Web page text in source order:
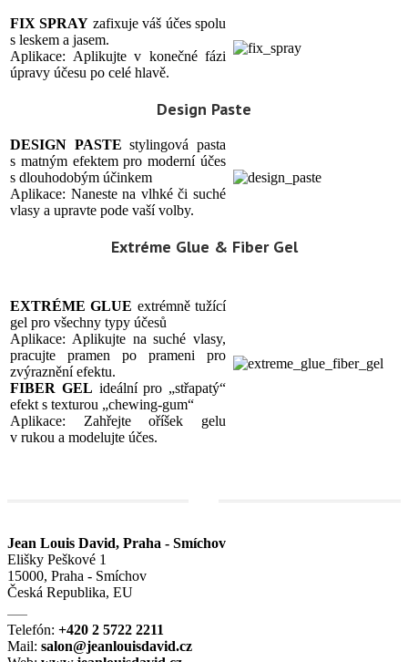
FIX SPRAY zafixuje váš účes spolu
s leskem a jasem.
Aplikace: Aplikujte v konečné fázi
úpravy účesu po celé hlavě.
Design Paste
DESIGN PASTE stylingová pasta
s matným efektem pro moderní účes
s dlouhodobým účinkem
Aplikace: Naneste na vlhké či suché
vlasy a upravte pode vaší volby.
Extréme Glue & Fiber Gel
EXTRÉME GLUE extrémně tužící
gel pro všechny typy účesů
Aplikace: Aplikujte na suché vlasy,
pracujte pramen po prameni pro
zvýraznění efektu.
FIBER GEL ideální pro „střapatý“
efekt s texturou „chewing-gum“
Aplikace: Zahřejte oříšek gelu
v rukou a modelujte účes.
Jean Louis David, Praha - Smíchov
Elišky Peškové 1
15000, Praha - Smíchov
Česká Republika, EU
Telefón: +420 2 5722 2211
Mail: salon@jeanlouisdavid.cz